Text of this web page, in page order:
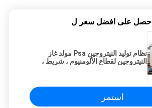
احصل على افضل سعر ل
نظام توليد النيتروجين Psa مولد غاز
النيتروجين لقطاع الألومنيوم ، شريط ،
استمر